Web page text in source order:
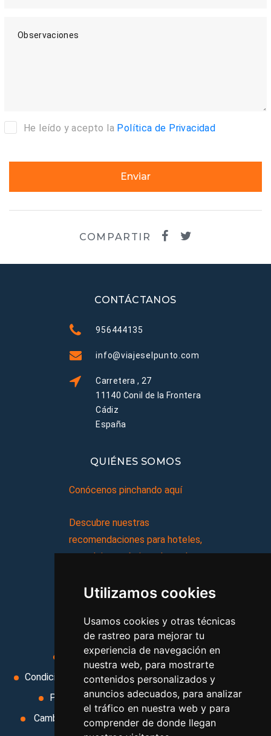
Utilizamos cookies
Usamos cookies y otras técnicas
de rastreo para mejorar tu
experiencia de navegación en
nuestra web, para mostrarte
contenidos personalizados y
anuncios adecuados, para analizar
el tráfico en nuestra web y para
comprender de donde llegan
Observaciones
He leído y acepto la Política de Privacidad
Enviar
COMPARTIR
CONTÁCTANOS
956444135
info@viajeselpunto.com
Carretera , 27
11140 Conil de la Frontera
Cádiz
España
QUIÉNES SOMOS
Conócenos pinchando aquí
Descubre nuestras
recomendaciones para hoteles,
complejos turísticos, hostales,
viajes, y mucho más!
MI AGENCIA
Aviso legal
Condiciones de uso
Condiciones Generales
Ley de Viajes Combinados
Política de privacidad
Uso de cookies
Cambiar preferencias de cookies
Area privada